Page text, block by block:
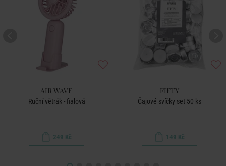
AIR WAVE
Ruční větrák - fialová
249 Kč
FIFTY
Čajové svíčky set 50 ks
149 Kč